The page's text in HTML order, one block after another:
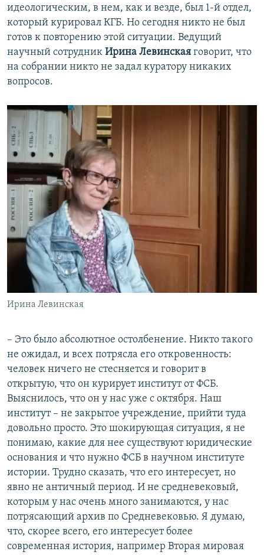
идеологическим, в нем, как и везде, был 1-й отдел,
который курировал КГБ. Но сегодня никто не был
готов к повторению этой ситуации. Ведущий
научный сотрудник Ирина Левинская говорит, что
на собрании никто не задал куратору никаких
вопросов.
Ирина Левинская
– Это было абсолютное остолбенение. Никто такого
не ожидал, и всех потрясла его откровенность:
человек ничего не стесняется и говорит в
открытую, что он курирует институт от ФСБ.
Выяснилось, что он у нас уже с октября. Наш
институт – не закрытое учреждение, прийти туда
довольно просто. Это шокирующая ситуация, я не
понимаю, какие для нее существуют юридические
основания и что нужно ФСБ в научном институте
истории. Трудно сказать, что его интересует, но
явно не античный период. И не средневековый,
которым у нас очень много занимаются, у нас
потрясающий архив по Средневековью. Я думаю,
что, скорее всего, его интересует более
современная история, например Вторая мировая